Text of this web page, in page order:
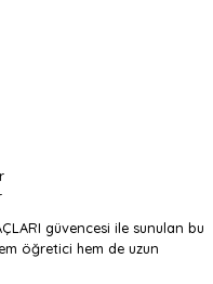
güvencesi ile sunulan bu
öğretici hem de uzun